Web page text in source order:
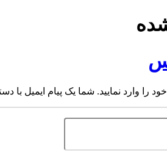
را وارد نمایید. شما یک پیام ایمیل با